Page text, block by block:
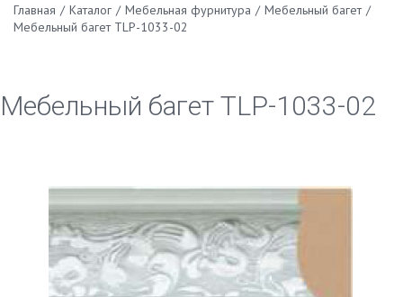
Главная / Каталог / Мебельная фурнитура / Мебельный багет /
Мебельный багет TLP-1033-02
Мебельный багет TLP-1033-02